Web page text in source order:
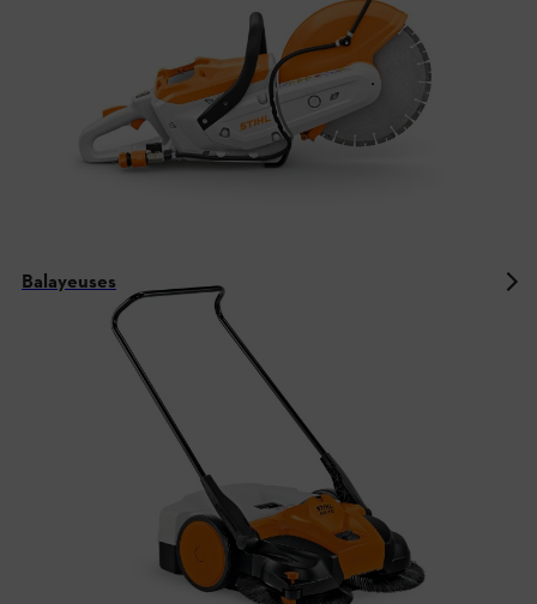
Balayeuses